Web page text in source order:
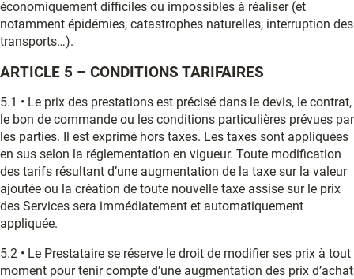
économiquement difficiles ou impossibles à réaliser (et
notamment épidémies, catastrophes naturelles, interruption des
transports…).
ARTICLE 5 – CONDITIONS TARIFAIRES
5.1 • Le prix des prestations est précisé dans le devis, le contrat,
le bon de commande ou les conditions particulières prévues par
les parties. Il est exprimé hors taxes. Les taxes sont appliquées
en sus selon la réglementation en vigueur. Toute modification
des tarifs résultant d’une augmentation de la taxe sur la valeur
ajoutée ou la création de toute nouvelle taxe assise sur le prix
des Services sera immédiatement et automatiquement
appliquée.
5.2 • Le Prestataire se réserve le droit de modifier ses prix à tout
moment pour tenir compte d’une augmentation des prix d’achat